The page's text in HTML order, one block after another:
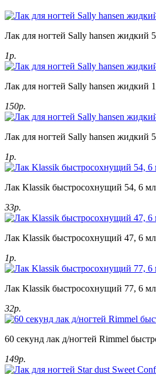
Лак для ногтей Sally hansen жидкий
1р.
Лак для ногтей Sally hansen жидкий
150р.
Лак для ногтей Sally hansen жидкий
1р.
Лак Klassik быстросохнущий 54, 6 мл
33р.
Лак Klassik быстросохнущий 47, 6 мл
1р.
Лак Klassik быстросохнущий 77, 6 мл
32р.
60 секунд лак д/ногтей Rimmel
149р.